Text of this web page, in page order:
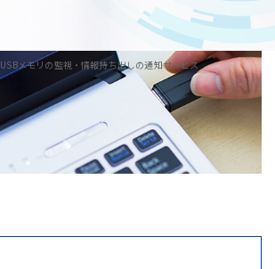
USBメモリの監視・情報持ち出しの通知サービス